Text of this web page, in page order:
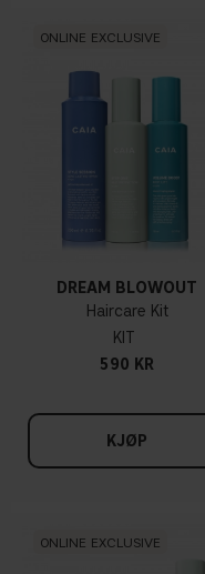
ONLINE EXCLUSIVE
DREAM BLOWOUT
Haircare Kit
KIT
590 KR
KJØP
ONLINE EXCLUSIVE